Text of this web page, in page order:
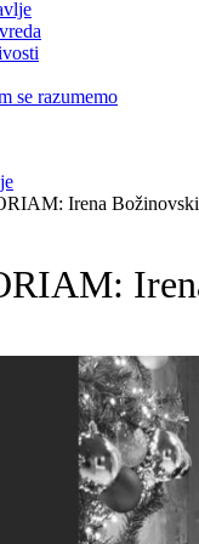
se razumemo
Irena Božinovski